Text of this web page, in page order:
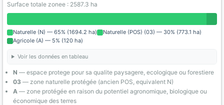
Surface totale zonee : 2587.3 ha
Naturelle (N) — 65% (1694.2 ha)
Naturelle (POS) (03) — 30% (773.1 ha)
Agricole (A) — 5% (120 ha)
Voir les données en tableau
N — espace protege pour sa qualite paysagere, ecologique ou forestiere
03 — zone naturelle protégée (ancien POS, equivalent N)
A — zone protégée en raison du potentiel agronomique, biologique ou
économique des terres